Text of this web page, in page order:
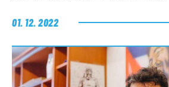
EL LADO «G»
01. 12. 2022